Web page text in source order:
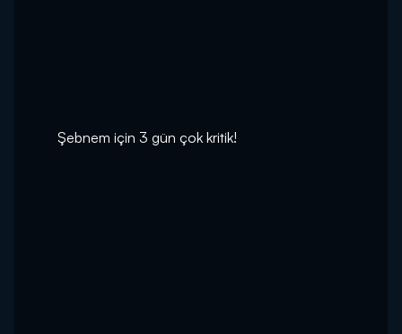
Şebnem için 3 gün çok kritik!